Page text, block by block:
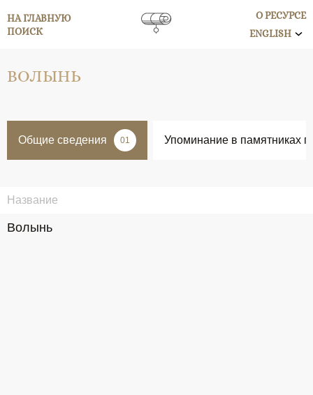
НА ГЛАВНУЮ
ПОИСК
О РЕСУРСЕ
ENGLISH
ВОЛЫНЬ
Общие сведения 01 Упоминание в памятниках
Название
Волынь